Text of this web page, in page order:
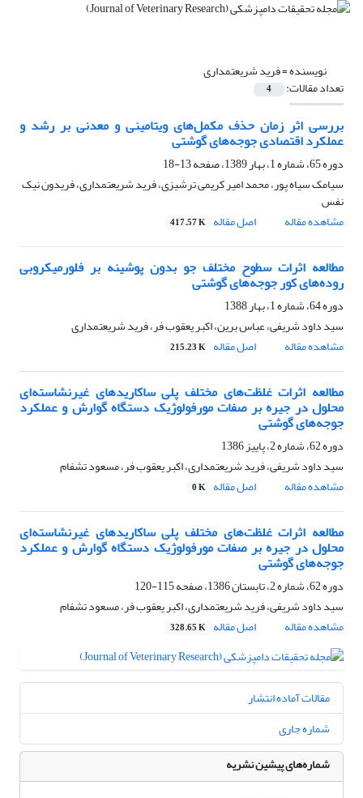
نویسنده =فرید شریعتمداری
تعداد مقالات: 4
بررسی اثر زمان حذف مکمل‌های ویتامینی و معدنی بر رشد و
عملکرد اقتصادی جوجه‌های گوشتی
دوره 65، شماره 1، بهار 1389، صفحه
13-18
سیامک سیاه پور، محمد امیر کریمی ترشیزی، فرید شریعتمداری، فریدون نیک
نفس
مشاهده مقاله
اصل مقاله 417.57 K
مطالعه اثرات سطوح مختلف جو بدون پوشینه بر فلورمیکروبی
روده‌های کور ‌جوجه‌های گوشتی
دوره 64، شماره 1، بهار 1388
سید داود شریفی، عباس برین، اکبر یعقوب فر، فرید شریعتمداری
مشاهده مقاله
اصل مقاله 215.23 K
مطالعه اثرات غلظت‌های مختلف پلی ساکاریدهای غیرنشاسته‌ای
محلول در جیره بر صفات مورفولوژیک دستگاه گوارش ‌و عملکرد
جوجه‌های گوشتی
دوره 62، شماره 2، پاییز 1386
سید داود شریفی، فرید شریعتمداری، اکبر یعقوب فر، مسعود تشفام
مشاهده مقاله
اصل مقاله 0 K
مطالعه اثرات غلظت‌های مختلف پلی ساکاریدهای غیرنشاسته‌ای
محلول در جیره بر صفات مورفولوژیک دستگاه گوارش ‌و عملکرد
جوجه‌های گوشتی
دوره 62، شماره 2، تابستان 1386، صفحه
115-120
سید داود شریفی، فرید شریعتمداری، اکبر یعقوب فر، مسعود تشفام
مشاهده مقاله
اصل مقاله 328.65 K
مقالات آماده انتشار
شماره جاری
شماره‌های پیشین نشریه